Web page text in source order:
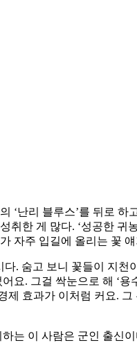
‘난리 블루스’를 뒤로
취한 게 많다. ‘성공한
자주 입길에 올리는 꽃
. 숨고 보니 꽃들이 지
요. 그걸 싹눈으로 해 ‘
제 효과가 이처럼 커요.
는 이 사람은 군인 출신